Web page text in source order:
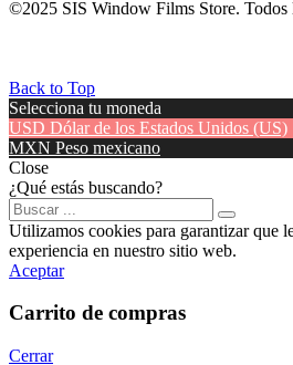
©2025 SIS Window Films Store. Todos
Back to Top
Selecciona tu moneda
USD Dólar de los Estados Unidos (US)
MXN Peso mexicano
Close
¿Qué estás buscando?
Utilizamos cookies para garantizar que
experiencia en nuestro sitio web.
Aceptar
Carrito de compras
Cerrar